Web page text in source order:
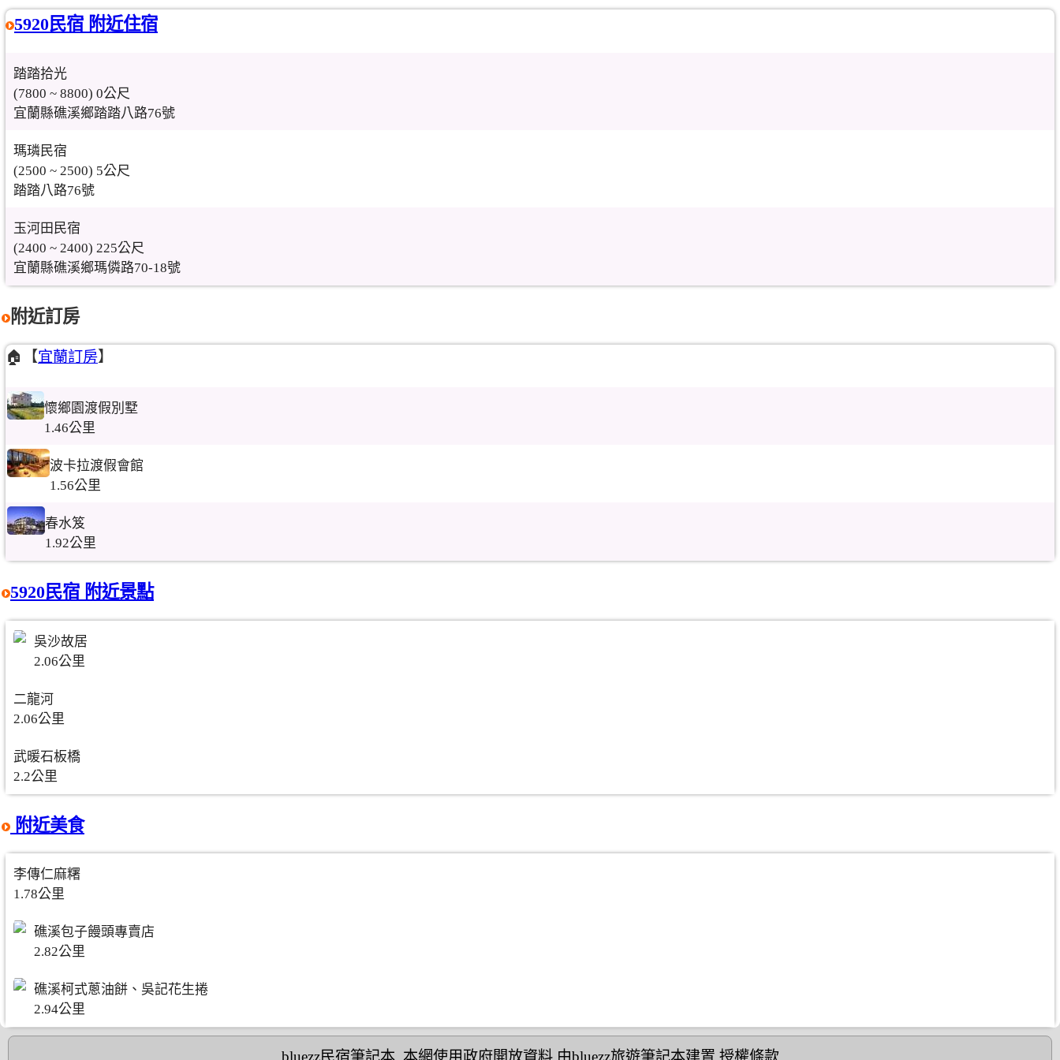
5920民宿 附近住宿
踏踏拾光
(7800 ~ 8800) 0公尺
宜蘭縣礁溪鄉踏踏八路76號
瑪璘民宿
(2500 ~ 2500) 5公尺
踏踏八路76號
玉河田民宿
(2400 ~ 2400) 225公尺
宜蘭縣礁溪鄉瑪僯路70-18號
附近訂房
🏠【宜蘭訂房】
懷鄉園渡假別墅
1.46公里
波卡拉渡假會館
1.56公里
春水笈
1.92公里
5920民宿 附近景點
吳沙故居
2.06公里
二龍河
2.06公里
武暖石板橋
2.2公里
附近美食
李傳仁麻糬
1.78公里
礁溪包子饅頭專賣店
2.82公里
礁溪柯式蔥油餅、吳記花生捲
2.94公里